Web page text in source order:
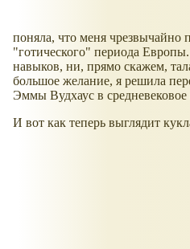
поняла, что меня чрезвычайно
"готического" периода
навыков, ни, прямо скажем,
большое желание, я решила
Эммы Вудхаус в средневековое
И вот как теперь выглядит